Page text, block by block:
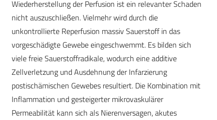
Wiederherstellung der Perfusion ist ein relevanter Schaden
nicht auszuschließen. Vielmehr wird durch die
unkontrollierte Reperfusion massiv Sauerstoff in das
vorgeschädigte Gewebe eingeschwemmt. Es bilden sich
viele freie Sauerstoffradikale, wodurch eine additive
Zellverletzung und Ausdehnung der Infarzierung
postischämischen Gewebes resultiert. Die Kombination mit
Inflammation und gesteigerter mikrovaskulärer
Permeabilität kann sich als Nierenversagen, akutes